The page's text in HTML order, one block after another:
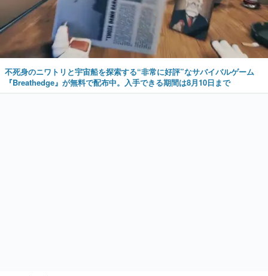
不死身のニワトリと宇宙船を探索する“非常に好評”なサバイバルゲーム
『Breathedge』が無料で配布中。入手できる期間は8月10日まで